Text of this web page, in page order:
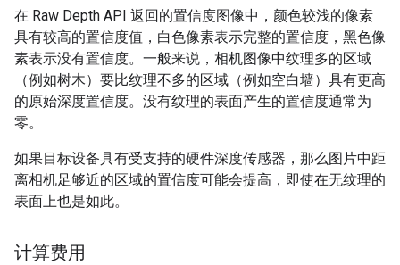
在 Raw Depth API 返回的置信度图像中，颜色较浅的像素
具有较高的置信度值，白色像素表示完整的置信度，黑色像
素表示没有置信度。一般来说，相机图像中纹理多的区域
（例如树木）要比纹理不多的区域（例如空白墙）具有更高
的原始深度置信度。没有纹理的表面产生的置信度通常为
零。
如果目标设备具有受支持的硬件深度传感器，那么图片中距
离相机足够近的区域的置信度可能会提高，即使在无纹理的
表面上也是如此。
计算费用